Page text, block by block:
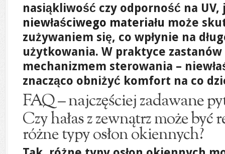
nasiąkliwość czy odporność na
niewłaściwego materiału może
zużywaniem się, co wpłynie na
użytkowania. W praktyce zastanów
mechanizmem sterowania –
znacząco obniżyć komfort na co
FAQ – najczęściej zadawane
Czy hałas z zewnątrz może być
różne typy osłon okiennych?